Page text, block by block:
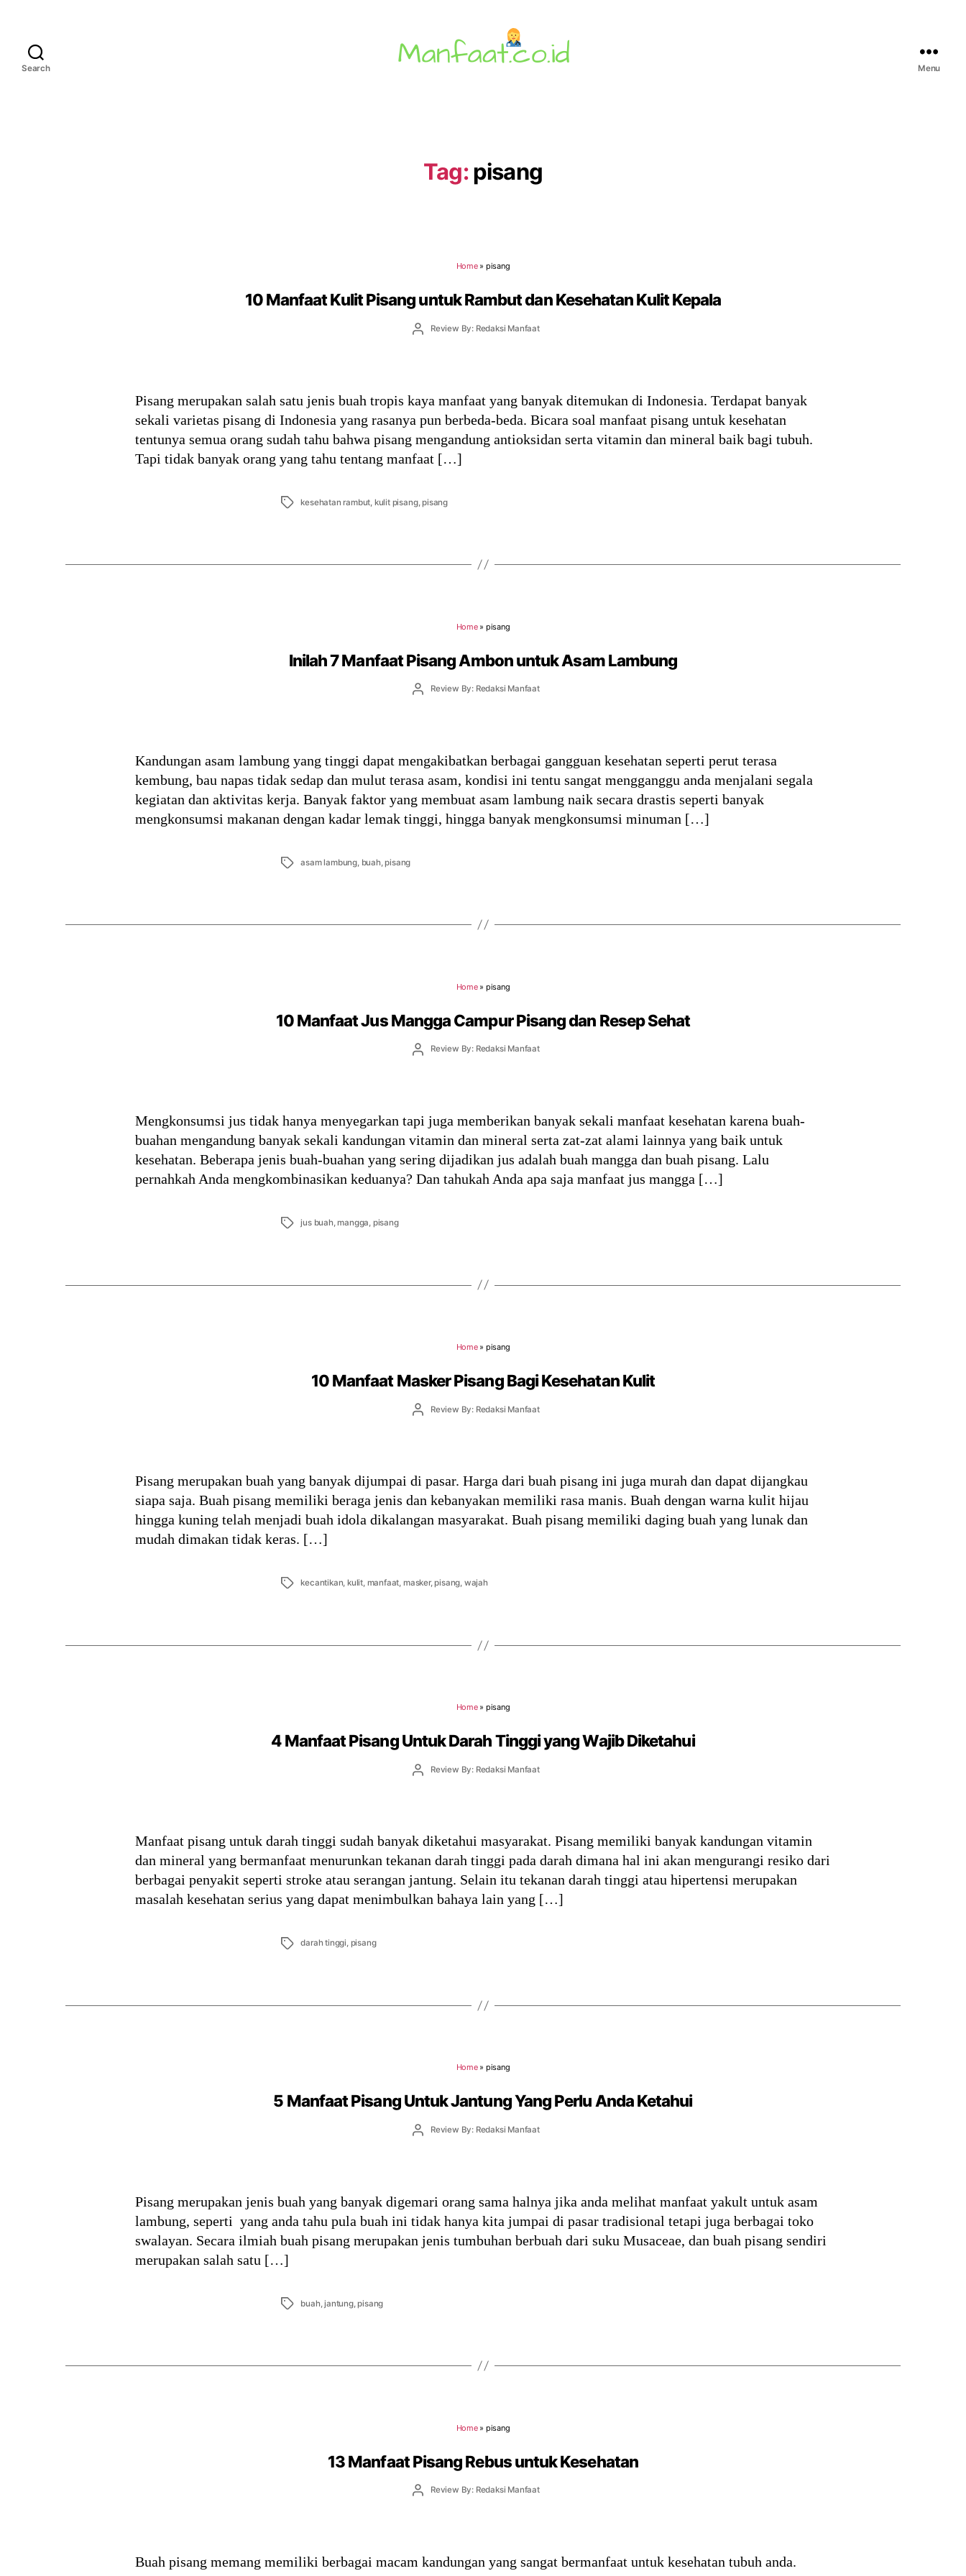
Search Menu
Tag:pisang
Home» pisang
10 Manfaat Kulit Pisang untuk Rambut dan Kesehatan Kulit Kepala
PostReview By: Redaksi Manfaat
Pisang merupakan salah satu jenis buah tropis kaya manfaat yang banyak ditemukan di Indonesia. Terdapat banyak
sekali varietas pisang di Indonesia yang rasanya pun berbeda-beda. Bicara soal manfaat pisang untuk kesehatan
tentunya semua orang sudah tahu bahwa pisang mengandung antioksidan serta vitamin dan mineral baik bagi tubuh.
Tapi tidak banyak orang yang tahu tentang manfaat […]
Tags kesehatan rambut kulit pisang,pisang
Home» pisang
Inilah 7 Manfaat Pisang Ambon untuk Asam Lambung
PostReview By: Redaksi Manfaat
Kandungan asam lambung yang tinggi dapat mengakibatkan berbagai gangguan kesehatan seperti perut terasa
kembung, bau napas tidak sedap dan mulut terasa asam, kondisi ini tentu sangat mengganggu anda menjalani segala
kegiatan dan aktivitas kerja. Banyak faktor yang membuat asam lambung naik secara drastis seperti banyak
mengkonsumsi makanan dengan kadar lemak tinggi, hingga banyak mengkonsumsi minuman […]
Tags asam lambung buah ,pisang
Home» pisang
10 Manfaat Jus Mangga Campur Pisang dan Resep Sehat
PostReview By: Redaksi Manfaat
Mengkonsumsi jus tidak hanya menyegarkan tapi juga memberikan banyak sekali manfaat kesehatan karena buah-
buahan mengandung banyak sekali kandungan vitamin dan mineral serta zat-zat alami lainnya yang baik untuk
kesehatan. Beberapa jenis buah-buahan yang sering dijadikan jus adalah buah mangga dan buah pisang. Lalu
pernahkah Anda mengkombinasikan keduanya? Dan tahukah Anda apa saja manfaat jus mangga […]
Tags jus buah,mangga, pisang
Home» pisang
10 Manfaat Masker Pisang Bagi Kesehatan Kulit
PostReview By: Redaksi Manfaat
Pisang merupakan buah yang banyak dijumpai di pasar. Harga dari buah pisang ini juga murah dan dapat dijangkau
siapa saja. Buah pisang memiliki beraga jenis dan kebanyakan memiliki rasa manis. Buah dengan warna kulit hijau
hingga kuning telah menjadi buah idola dikalangan masyarakat. Buah pisang memiliki daging buah yang lunak dan
mudah dimakan tidak keras. […]
Tags kecantikan, kulit, manfaat, masker,pisang, wajah
Home» pisang
4 Manfaat Pisang Untuk Darah Tinggi yang Wajib Diketahui
PostReview By: Redaksi Manfaat
Manfaat pisang untuk darah tinggi sudah banyak diketahui masyarakat. Pisang memiliki banyak kandungan vitamin
dan mineral yang bermanfaat menurunkan tekanan darah tinggi pada darah dimana hal ini akan mengurangi resiko dari
berbagai penyakit seperti stroke atau serangan jantung. Selain itu tekanan darah tinggi atau hipertensi merupakan
masalah kesehatan serius yang dapat menimbulkan bahaya lain yang […]
Tags darah tinggi, pisang
Home» pisang
5 Manfaat Pisang Untuk Jantung Yang Perlu Anda Ketahui
PostReview By: Redaksi Manfaat
Pisang merupakan jenis buah yang banyak digemari orang sama halnya jika anda melihat manfaat yakult untuk asam
lambung, seperti yang anda tahu pula buah ini tidak hanya kita jumpai di pasar tradisional tetapi juga berbagai toko
swalayan. Secara ilmiah buah pisang merupakan jenis tumbuhan berbuah dari suku Musaceae, dan buah pisang sendiri
merupakan salah satu […]
Tags buah ,jantung,pisang
Home» pisang
13 Manfaat Pisang Rebus untuk Kesehatan
PostReview By: Redaksi Manfaat
Buah pisang memang memiliki berbagai macam kandungan yang sangat bermanfaat untuk kesehatan tubuh anda.